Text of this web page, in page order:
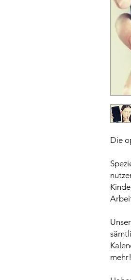
Die
mehr!